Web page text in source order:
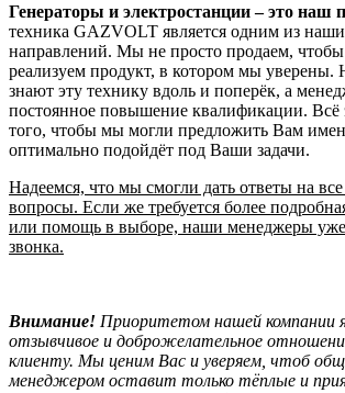
Генераторы и электростанции – это наш
техника GAZVOLT является одним из
направлений. Мы не просто продаем, чтобы
реализуем продукт, в котором мы
знают эту технику вдоль и поперёк, а
постоянное повышение квалификации. Всё
того, чтобы мы могли предложить Вам
оптимально подойдёт под Ваши задачи.
Надеемся, что мы смогли дать ответы на
вопросы. Если же требуется более
или помощь в выборе, наши менеджеры
звонка.
Внимание! Приоритетом нашей компании
отзывчивое и доброжелательное
клиенту. Мы ценим Вас и уверяем, чтоб
менеджером оставит только тёплые и